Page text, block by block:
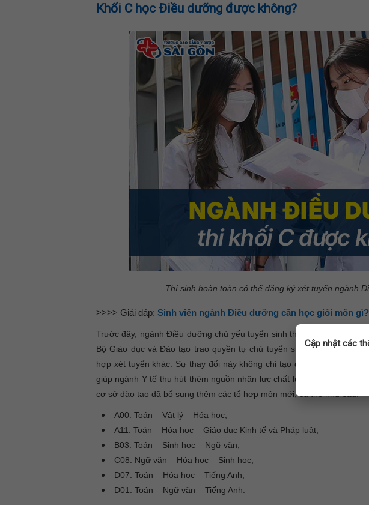
Khối C học Điều dưỡng được không?
Thí sinh hoàn toàn có thể đăng ký xét tuyển ngành
>>>> Giải đáp: Sinh viên ngành Điều dưỡng cần học giỏi môn gì?
Trước đây, ngành Điều dưỡng chủ yếu tuyển sinh theo khối B00
Bộ Giáo dục và Đào tạo trao quyền tự chủ tuyển sinh cho các
hợp xét tuyển khác. Sự thay đổi này không chỉ tạo điều kiện cho thí
giúp ngành Y tế thu hút thêm nguồn nhân lực chất lượng cao. Riêng
cơ sở đào tạo đã bổ sung thêm các tổ hợp môn mới, cụ thể như sau:
A00: Toán – Vật lý – Hóa học;
A11: Toán – Hóa học – Giáo dục Kinh tế và Pháp luật;
B03: Toán – Sinh học – Ngữ văn;
C08: Ngữ văn – Hóa học – Sinh học;
D07: Toán – Hóa học – Tiếng Anh;
D01: Toán – Ngữ văn – Tiếng Anh.
Cập nhật các